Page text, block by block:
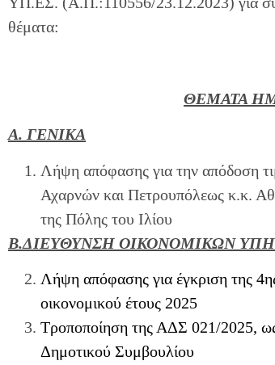
θέματα:
ΘΕΜΑΤΑ
Α. ΓΕΝΙΚΑ
Λήψη απόφασης για την απόδοση
Αχαρνών και Πετρουπόλεως κ.κ.
της Πόλης του Ιλίου
Β.ΔΙΕΥΘΥΝΣΗ ΟΙΚΟΝΟΜΙΚΩΝ
Λήψη απόφασης για έγκριση της
οικονομικού έτους 2025
Τροποποίηση της ΑΔΣ 021/2025,
Δημοτικού Συμβουλίου